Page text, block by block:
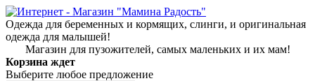
Одежда для беременных и кормящих, слинги, и оригинальная
одежда для малышей!
Магазин для пузожителей, самых маленьких и их мам!
Корзина ждет
Выберите любое предложение